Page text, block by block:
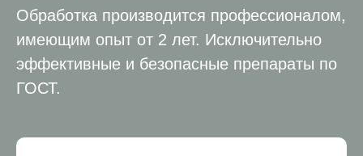
Обработка производится профессионалом,
имеющим опыт от 2 лет. Исключительно
эффективные и безопасные препараты по
ГОСТ.